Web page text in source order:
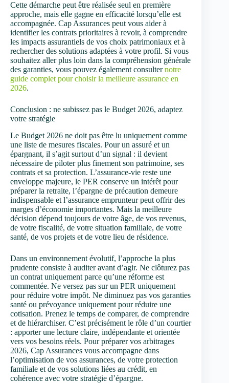
Cette démarche peut être réalisée seul en première
approche, mais elle gagne en efficacité lorsqu’elle est
accompagnée. Cap Assurances peut vous aider à
identifier les contrats prioritaires à revoir, à comprendre
les impacts assurantiels de vos choix patrimoniaux et à
rechercher des solutions adaptées à votre profil. Si vous
souhaitez aller plus loin dans la compréhension générale
des garanties, vous pouvez également consulternotre
guide complet pour choisir la meilleure assurance en
2026.
Conclusion : ne subissez pas le Budget 2026, adaptez
votre stratégie
Le Budget 2026 ne doit pas être lu uniquement comme
une liste de mesures fiscales. Pour un assuré et un
épargnant, il s’agit surtout d’un signal : il devient
nécessaire de piloter plus finement son patrimoine, ses
contrats et sa protection. L’assurance-vie reste une
enveloppe majeure, le PER conserve un intérêt pour
préparer la retraite, l’épargne de précaution demeure
indispensable et l’assurance emprunteur peut offrir des
marges d’économie importantes. Mais la meilleure
décision dépend toujours de votre âge, de vos revenus,
de votre fiscalité, de votre situation familiale, de votre
santé, de vos projets et de votre lieu de résidence.
Dans un environnement évolutif, l’approche la plus
prudente consiste à auditer avant d’agir. Ne clôturez pas
un contrat uniquement parce qu’une réforme est
commentée. Ne versez pas sur un PER uniquement
pour réduire votre impôt. Ne diminuez pas vos garanties
santé ou prévoyance uniquement pour réduire une
cotisation. Prenez le temps de comparer, de comprendre
et de hiérarchiser. C’est précisément le rôle d’un courtier
: apporter une lecture claire, indépendante et orientée
vers vos besoins réels. Pour préparer vos arbitrages
2026, Cap Assurances vous accompagne dans
l’optimisation de vos assurances, de votre protection
familiale et de vos solutions liées au crédit, en
cohérence avec votre stratégie d’épargne.